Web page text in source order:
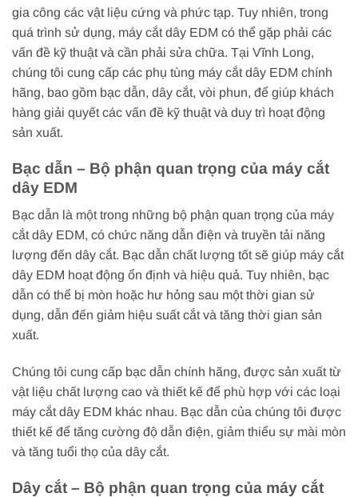
gia công các vật liệu cứng và phức tạp. Tuy nhiên, trong
quá trình sử dụng, máy cắt dây EDM có thể gặp phải các
vấn đề kỹ thuật và cần phải sửa chữa. Tại Vĩnh Long,
chúng tôi cung cấp các phụ tùng máy cắt dây EDM chính
hãng, bao gồm bạc dẫn, dây cắt, vòi phun, để giúp khách
hàng giải quyết các vấn đề kỹ thuật và duy trì hoạt động
sản xuất.
Bạc dẫn – Bộ phận quan trọng của máy cắt
dây EDM
Bạc dẫn là một trong những bộ phận quan trọng của máy
cắt dây EDM, có chức năng dẫn điện và truyền tải năng
lượng đến dây cắt. Bạc dẫn chất lượng tốt sẽ giúp máy cắt
dây EDM hoạt động ổn định và hiệu quả. Tuy nhiên, bạc
dẫn có thể bị mòn hoặc hư hỏng sau một thời gian sử
dụng, dẫn đến giảm hiệu suất cắt và tăng thời gian sản
xuất.
Chúng tôi cung cấp bạc dẫn chính hãng, được sản xuất từ
vật liệu chất lượng cao và thiết kế để phù hợp với các loại
máy cắt dây EDM khác nhau. Bạc dẫn của chúng tôi được
thiết kế để tăng cường độ dẫn điện, giảm thiểu sự mài mòn
và tăng tuổi thọ của dây cắt.
Dây cắt – Bộ phận quan trọng của máy cắt